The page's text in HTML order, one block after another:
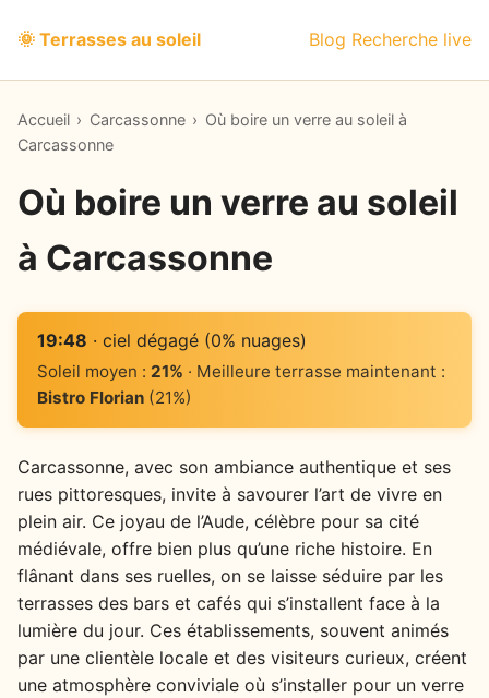
🌞 Terrasses au soleil Blog Recherche live
Accueil › Carcassonne › Où boire un verre au soleil à
Carcassonne
Où boire un verre au soleil
à Carcassonne
19:48 · ciel dégagé (0% nuages)
Soleil moyen : 21% · Meilleure terrasse maintenant :
Bistro Florian(21%)
Carcassonne, avec son ambiance authentique et ses
rues pittoresques, invite à savourer l’art de vivre en
plein air. Ce joyau de l’Aude, célèbre pour sa cité
médiévale, offre bien plus qu’une riche histoire. En
flânant dans ses ruelles, on se laisse séduire par les
terrasses des bars et cafés qui s’installent face à la
lumière du jour. Ces établissements, souvent animés
par une clientèle locale et des visiteurs curieux, créent
une atmosphère conviviale où s’installer pour un verre